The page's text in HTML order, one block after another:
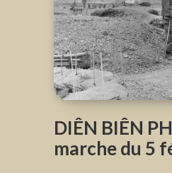
DIÊN BIÊN
marche du 5